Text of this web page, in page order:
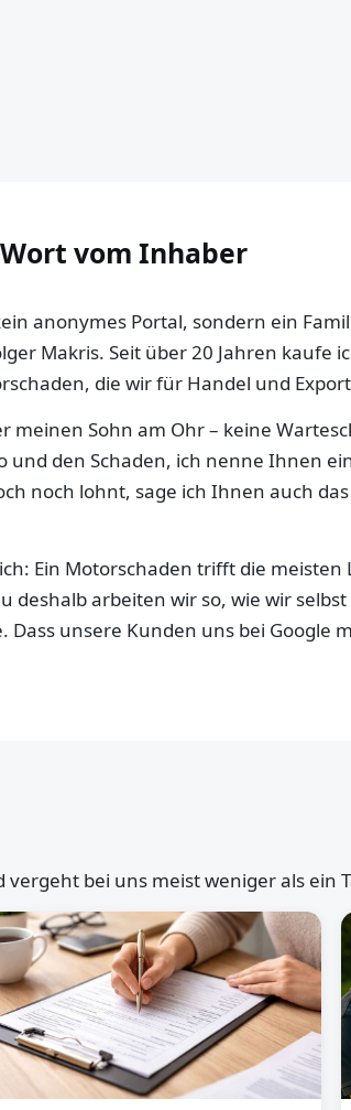
vom Inhaber
anonymes Portal, sondern ein
Makris. Seit über 20 Jahren kaufe
die wir für Handel und
meinen Sohn am Ohr – keine
und den Schaden, ich nenne Ihnen
noch lohnt, sage ich Ihnen auch
Ein Motorschaden trifft die
deshalb arbeiten wir so, wie wir
Dass unsere Kunden uns bei Google
bei uns meist weniger als ein